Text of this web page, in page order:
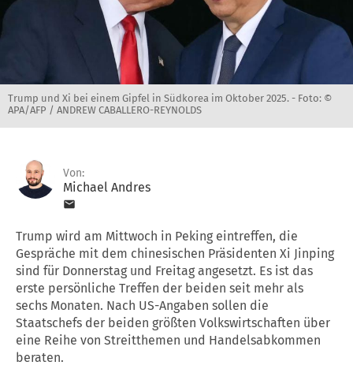
Trump und Xi bei einem Gipfel in Südkorea im Oktober 2025. - Foto: ©
APA/AFP / ANDREW CABALLERO-REYNOLDS
Von:
Michael Andres
Trump wird am Mittwoch in Peking eintreffen, die
Gespräche mit dem chinesischen Präsidenten Xi Jinping
sind für Donnerstag und Freitag angesetzt. Es ist das
erste persönliche Treffen der beiden seit mehr als
sechs Monaten. Nach US-Angaben sollen die
Staatschefs der beiden größten Volkswirtschaften über
eine Reihe von Streitthemen und Handelsabkommen
beraten.